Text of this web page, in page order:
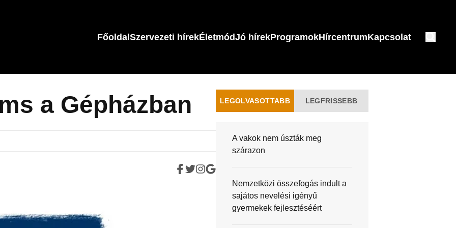
FőoldalSzervezeti hírekÉletmódJó hírekProgramokHírcentrumKapcsolat
a Gépházban LEGOLVASOTTABB LEGFRISSEBB
A vakok nem úszták meg
szárazon
Nemzetközi összefogás indult a
sajátos nevelési igényű
gyermekek fejlesztéséért